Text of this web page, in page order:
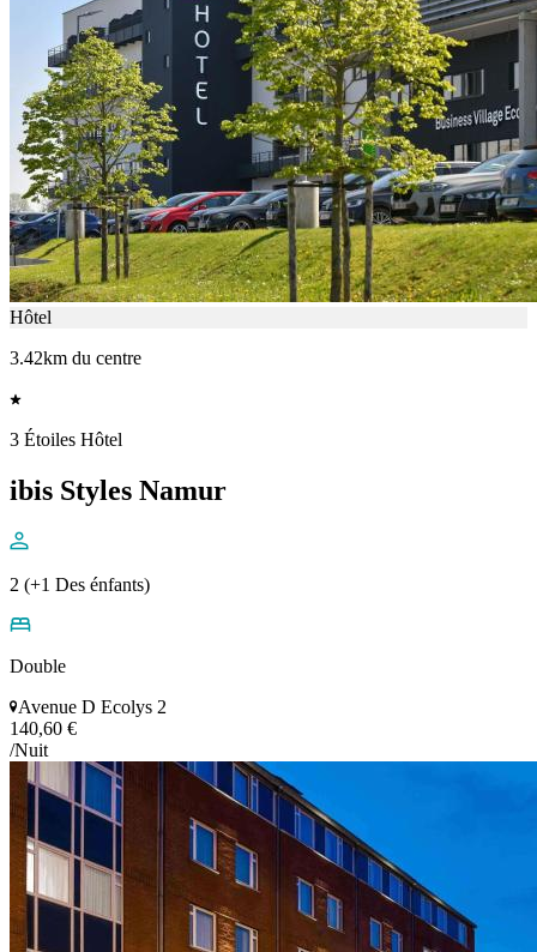
Hôtel
3.42km du centre
3 Étoiles Hôtel
ibis Styles Namur
2 (+1 Des énfants)
Double
Avenue D Ecolys 2
140,60 €
/Nuit